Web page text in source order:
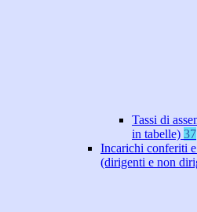
Tassi di
in tabelle) 37
Incarichi conferiti
(dirigenti e non